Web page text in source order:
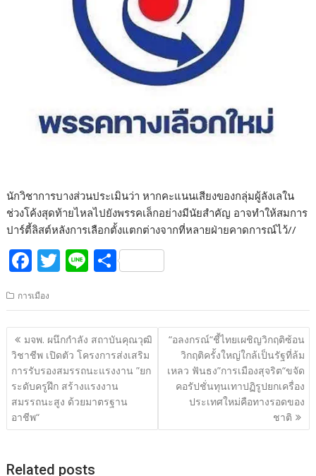
นักวิชาการบางส่วนประเมินว่า หากคะแนนเสียงของกลุ่มผู้ลังเลใน
ช่วงโค้งสุดท้ายไหลไปยังพรรคเล็กอย่างมีนัยสำคัญ อาจทำให้สมการ
ปาร์ตี้ลิสต์หลังการเลือกตั้งแตกต่างจากที่หลายฝ่ายคาดการณ์ไว้//
F
ac
e
b
o
o
k
T
itt
er
Li
e
S
ar
e
การเมือง
แนะแนว
เรื่อง
มจพ. ผนึกกำลัง สถาบันคุณวุฒิ
วิชาชีพ เปิดตัว โครงการส่งเสริม
การรับรองสมรรถนะแรงงาน ”ยก
ระดับครูฝึก สร้างแรงงาน
สมรรถนะสูง ด้วยมาตรฐาน
อาชีพ“
“อลงกรณ์“ชี้ไทยเผชิญวิกฤติซ้อน
วิกฤติครั้งใหญ่ใกล้เป็นรัฐที่ล้ม
เหลว ฟันธง”การเมืองสุจริต“ขจัด
คอรัปชั่นทุนเทาปฏิรูปยกเครื่อง
ประเทศใหม่คือทางรอดของ
ชาติ
Related posts